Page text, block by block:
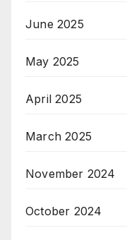
June 2025
May 2025
April 2025
March 2025
November 2024
October 2024